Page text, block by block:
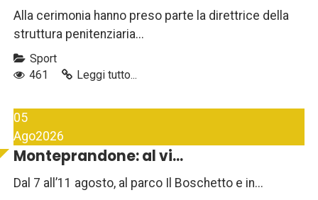
Alla cerimonia hanno preso parte la direttrice della
struttura penitenziaria...
Sport
461
Leggi tutto...
05
Ago2026
Monteprandone: al vi...
Dal 7 all’11 agosto, al parco Il Boschetto e in...